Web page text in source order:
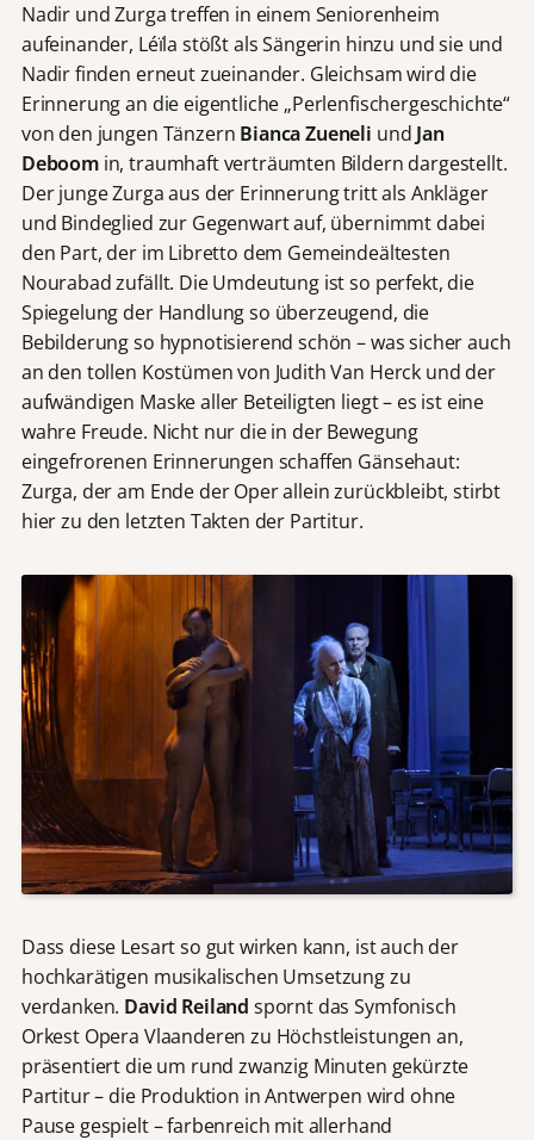
Nadir und Zurga treffen in einem Seniorenheim
aufeinander, Léïla stößt als Sängerin hinzu und sie und
Nadir finden erneut zueinander. Gleichsam wird die
Erinnerung an die eigentliche „Perlenfischergeschichte“
von den jungen Tänzern Bianca Zueneli und Jan
Deboomin, traumhaft verträumten Bildern dargestellt.
Der junge Zurga aus der Erinnerung tritt als Ankläger
und Bindeglied zur Gegenwart auf, übernimmt dabei
den Part, der im Libretto dem Gemeindeältesten
Nourabad zufällt. Die Umdeutung ist so perfekt, die
Spiegelung der Handlung so überzeugend, die
Bebilderung so hypnotisierend schön – was sicher auch
an den tollen Kostümen von Judith Van Herck und der
aufwändigen Maske aller Beteiligten liegt – es ist eine
wahre Freude. Nicht nur die in der Bewegung
eingefrorenen Erinnerungen schaffen Gänsehaut:
Zurga, der am Ende der Oper allein zurückbleibt, stirbt
hier zu den letzten Takten der Partitur.
Dass diese Lesart so gut wirken kann, ist auch der
hochkarätigen musikalischen Umsetzung zu
verdanken. David Reiland spornt das Symfonisch
Orkest Opera Vlaanderen zu Höchstleistungen an,
präsentiert die um rund zwanzig Minuten gekürzte
Partitur – die Produktion in Antwerpen wird ohne
Pause gespielt – farbenreich mit allerhand